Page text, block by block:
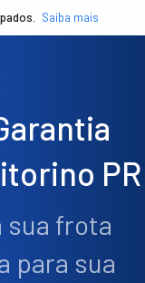
Saiba mais
PR
sua frota
para sua